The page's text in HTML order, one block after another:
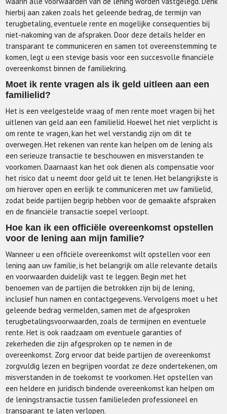
hierbij aan zaken zoals het geleende bedrag, de termijn van
terugbetaling, eventuele rente en mogelijke consequenties bij
niet-nakoming van de afspraken. Door deze details helder en
transparant te communiceren en samen tot overeenstemming te
komen, legt u een stevige basis voor een succesvolle financiële
overeenkomst binnen de familiekring.
Moet ik rente vragen als ik geld uitleen aan een
familielid?
Het is een veelgestelde vraag of men rente moet vragen bij het
uitlenen van geld aan een familielid. Hoewel het niet verplicht is
om rente te vragen, kan het wel verstandig zijn om dit te
overwegen. Het rekenen van rente kan helpen om de lening als
een serieuze transactie te beschouwen en misverstanden te
voorkomen. Daarnaast kan het ook dienen als compensatie voor
het risico dat u neemt door geld uit te lenen. Het belangrijkste is
om hierover open en eerlijk te communiceren met uw familielid,
zodat beide partijen begrip hebben voor de gemaakte afspraken
en de financiële transactie soepel verloopt.
Hoe kan ik een officiële overeenkomst opstellen
voor de lening aan mijn familie?
Wanneer u een officiële overeenkomst wilt opstellen voor een
lening aan uw familie, is het belangrijk om alle relevante details
en voorwaarden duidelijk vast te leggen. Begin met het
benoemen van de partijen die betrokken zijn bij de lening,
inclusief hun namen en contactgegevens. Vervolgens moet u het
geleende bedrag vermelden, samen met de afgesproken
terugbetalingsvoorwaarden, zoals de termijnen en eventuele
rente. Het is ook raadzaam om eventuele garanties of
zekerheden die zijn afgesproken op te nemen in de
overeenkomst. Zorg ervoor dat beide partijen de overeenkomst
zorgvuldig lezen en begrijpen voordat ze deze ondertekenen, om
misverstanden in de toekomst te voorkomen. Het opstellen van
een heldere en juridisch bindende overeenkomst kan helpen om
de leningstransactie tussen familieleden professioneel en
transparant te laten verlopen.